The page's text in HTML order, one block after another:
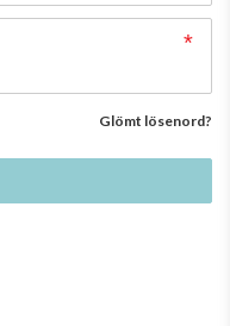
Glömt lösenord?